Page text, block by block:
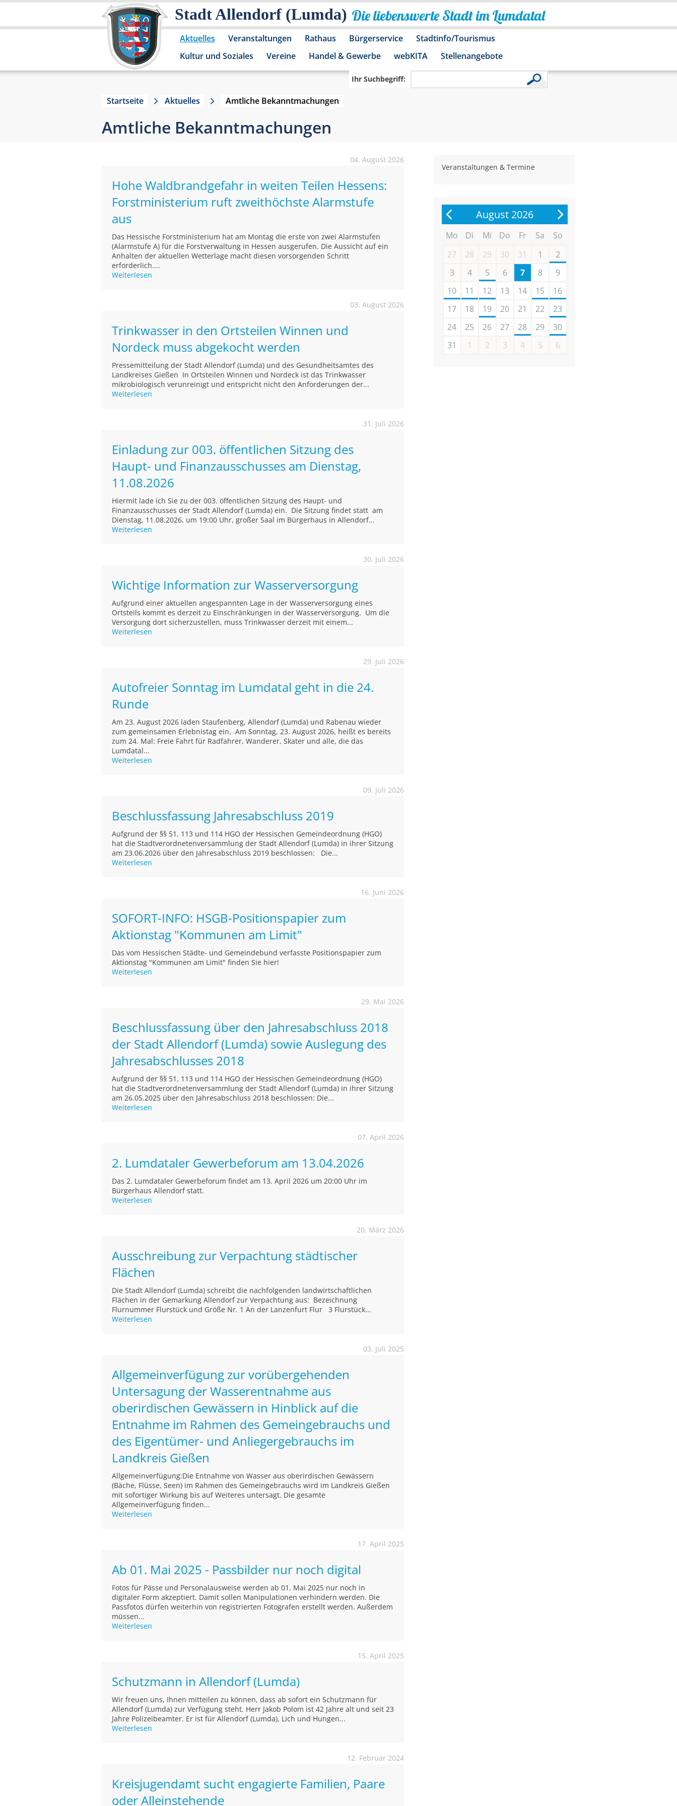
Stadt Allendorf (Lumda) Die liebenswerte Stadt im Lumdatal
Aktuelles Veranstaltungen Rathaus Bürgerservice
Stadtinfo/Tourismus
Kultur und Soziales
Vereine Handel & Gewerbe webKITA Stellenangebote
Ihr Suchbegriff:
Startseite Aktuelles Amtliche Bekanntmachungen
Amtliche Bekanntmachungen
Veranstaltungen & Termine
August 2026
Mo Di Mi Do Fr Sa
So
27
28 29 30 31 1
2
3
4 5 6 7 8
9
10
11 12 13 14 15
16
17
18 19 20 21 22
23
24
25 26 27 28 29
30
31
1 2 3 4 5 6
04. August 2026
Hohe Waldbrandgefahr in weiten Teilen Hessens:
Forstministerium ruft zweithöchste Alarmstufe
aus
Das Hessische Forstministerium hat am Montag die erste von zwei Alarmstufen
(Alarmstufe A) für die Forstverwaltung in Hessen ausgerufen. Die Aussicht auf ein
Anhalten der aktuellen Wetterlage macht diesen vorsorgenden Schritt
erforderlich....
Weiterlesen
03. August 2026
Trinkwasser in den Ortsteilen Winnen und
Nordeck muss abgekocht werden
Pressemitteilung der Stadt Allendorf (Lumda) und des Gesundheitsamtes des
Landkreises Gießen In Ortsteilen Winnen und Nordeck ist das Trinkwasser
mikrobiologisch verunreinigt und entspricht nicht den Anforderungen der...
Weiterlesen
31. Juli 2026
Einladung zur 003. öffentlichen Sitzung des
Haupt- und Finanzausschusses am Dienstag,
11.08.2026
Hiermit lade ich Sie zu der 003. öffentlichen Sitzung des Haupt- und
Finanzausschusses der Stadt Allendorf (Lumda) ein. Die Sitzung findet statt am
Dienstag, 11.08.2026, um 19:00 Uhr, großer Saal im Bürgerhaus in Allendorf...
Weiterlesen
30. Juli 2026
Wichtige Information zur Wasserversorgung
Aufgrund einer aktuellen angespannten Lage in der Wasserversorgung eines
Ortsteils kommt es derzeit zu Einschränkungen in der Wasserversorgung. Um die
Versorgung dort sicherzustellen, muss Trinkwasser derzeit mit einem...
Weiterlesen
29. Juli 2026
Autofreier Sonntag im Lumdatal geht in die 24.
Runde
Am 23. August 2026 laden Staufenberg, Allendorf (Lumda) und Rabenau wieder
zum gemeinsamen Erlebnistag ein. Am Sonntag, 23. August 2026, heißt es bereits
zum 24. Mal: Freie Fahrt für Radfahrer, Wanderer, Skater und alle, die das
Lumdatal...
Weiterlesen
09. Juli 2026
Beschlussfassung Jahresabschluss 2019
Aufgrund der §§ 51, 113 und 114 HGO der Hessischen Gemeindeordnung (HGO)
hat die Stadtverordnetenversammlung der Stadt Allendorf (Lumda) in ihrer Sitzung
am 23.06.2026 über den Jahresabschluss 2019 beschlossen: Die...
Weiterlesen
16. Juni 2026
SOFORT-INFO: HSGB-Positionspapier zum
Aktionstag "Kommunen am Limit"
Das vom Hessischen Städte- und Gemeindebund verfasste Positionspapier zum
Aktionstag "Kommunen am Limit" finden Sie hier!
Weiterlesen
29. Mai 2026
Beschlussfassung über den Jahresabschluss 2018
der Stadt Allendorf (Lumda) sowie Auslegung des
Jahresabschlusses 2018
Aufgrund der §§ 51, 113 und 114 HGO der Hessischen Gemeindeordnung (HGO)
hat die Stadtverordnetenversammlung der Stadt Allendorf (Lumda) in ihrer Sitzung
am 26.05.2025 über den Jahresabschluss 2018 beschlossen: Die...
Weiterlesen
07. April 2026
2. Lumdataler Gewerbeforum am 13.04.2026
Das 2. Lumdataler Gewerbeforum findet am 13. April 2026 um 20:00 Uhr im
Bürgerhaus Allendorf statt.
Weiterlesen
20. März 2026
Ausschreibung zur Verpachtung städtischer
Flächen
Die Stadt Allendorf (Lumda) schreibt die nachfolgenden landwirtschaftlichen
Flächen in der Gemarkung Allendorf zur Verpachtung aus: Bezeichnung
Flurnummer Flurstück und Größe Nr. 1 An der Lanzenfurt Flur 3 Flurstück...
Weiterlesen
03. Juli 2025
Allgemeinverfügung zur vorübergehenden
Untersagung der Wasserentnahme aus
oberirdischen Gewässern in Hinblick auf die
Entnahme im Rahmen des Gemeingebrauchs und
des Eigentümer- und Anliegergebrauchs im
Landkreis Gießen
Allgemeinverfügung:Die Entnahme von Wasser aus oberirdischen Gewässern
(Bäche, Flüsse, Seen) im Rahmen des Gemeingebrauchs wird im Landkreis Gießen
mit sofortiger Wirkung bis auf Weiteres untersagt. Die gesamte
Allgemeinverfügung finden...
Weiterlesen
17. April 2025
Ab 01. Mai 2025 - Passbilder nur noch digital
Fotos für Pässe und Personalausweise werden ab 01. Mai 2025 nur noch in
digitaler Form akzeptiert. Damit sollen Manipulationen verhindern werden. Die
Passfotos dürfen weiterhin von registrierten Fotografen erstellt werden. Außerdem
müssen...
Weiterlesen
15. April 2025
Schutzmann in Allendorf (Lumda)
Wir freuen uns, Ihnen mitteilen zu können, dass ab sofort ein Schutzmann für
Allendorf (Lumda) zur Verfügung steht. Herr Jakob Polom ist 42 Jahre alt und seit 23
Jahre Polizeibeamter. Er ist für Allendorf (Lumda), Lich und Hungen...
Weiterlesen
12. Februar 2024
Kreisjugendamt sucht engagierte Familien, Paare
oder Alleinstehende